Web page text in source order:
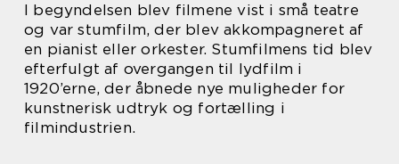
I begyndelsen blev filmene vist i små teatre
og var stumfilm, der blev akkompagneret af
en pianist eller orkester. Stumfilmens tid blev
efterfulgt af overgangen til lydfilm i
1920’erne, der åbnede nye muligheder for
kunstnerisk udtryk og fortælling i
filmindustrien.